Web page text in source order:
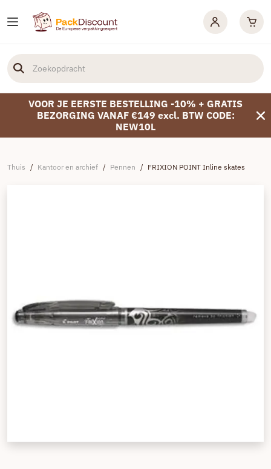
VOOR JE EERSTE BESTELLING -10% + GRATIS
BEZORGING VANAF €149 excl. BTW CODE:
NEW10L
Thuis / Kantoor en archief / Pennen / FRIXION POINT Inline skates